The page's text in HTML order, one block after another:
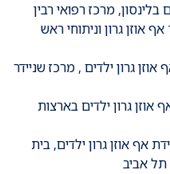
אף אוזן גרון וניתוחי ראש
באף אוזן גרון ילדים , מרכז שניידר
באף אוזן גרון ילדים בארצות
אף אוזן גרון ילדים, בית
תל אביב